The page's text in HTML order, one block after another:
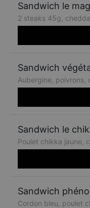
Sandwich le
2 steaks 45g,
Sandwich
Aubergine, poivrons,
Sandwich le
Poulet chikka jaune,
Sandwich
Cordon bleu, poulet